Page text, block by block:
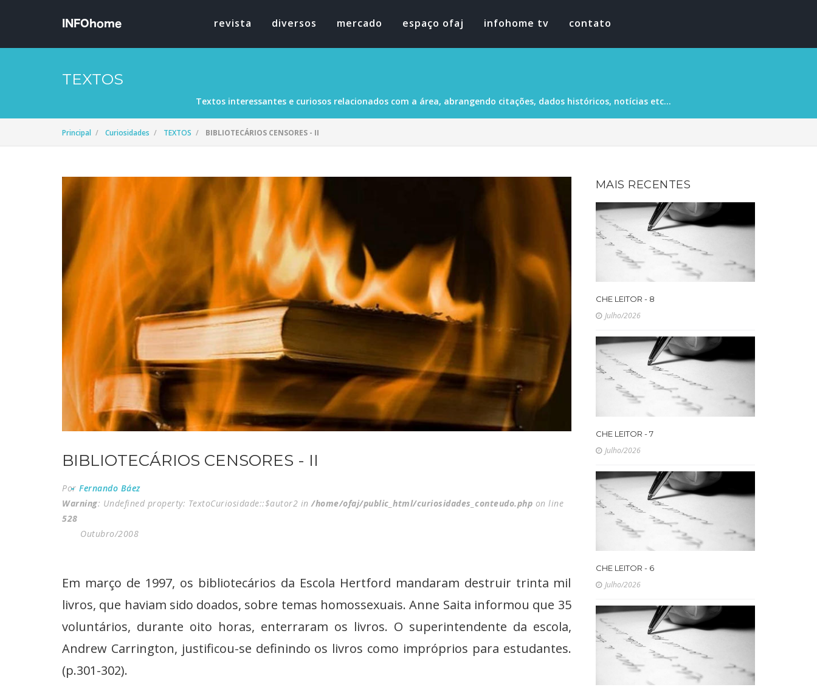
revista diversos mercado espaço ofaj infohome tv contato
TEXTOS
Textos interessantes e curiosos relacionados com a área, abrangendo citações, dados históricos, notícias etc...
Principal Curiosidades TEXTOS BIBLIOTECÁRIOS CENSORES - II
BIBLIOTECÁRIOS CENSORES - II
Por Fernando Báez
Warning: Undefined property: TextoCuriosidade::$autor2 in /home/ofaj/public_html/curiosidades_conteudo.php on line
528
Outubro/2008
Em março de 1997, os bibliotecários da Escola Hertford mandaram destruir trinta mil
livros, que haviam sido doados, sobre temas homossexuais. Anne Saita informou que 35
voluntários, durante oito horas, enterraram os livros. O superintendente da escola,
Andrew Carrington, justificou-se definindo os livros como impróprios para estudantes.
(p.301-302).
MAIS RECENTES
CHE LEITOR - 8
Julho/2026
CHE LEITOR - 7
Julho/2026
CHE LEITOR - 6
Julho/2026